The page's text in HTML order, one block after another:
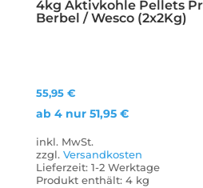
4kg Aktivkohle Pellets
Berbel / Wesco (2x2Kg)
55,95€
ab 4 nur51,95€
inkl. MwSt.
zzgl.Versandkosten
Lieferzeit:1-2 Werktage
Produkt enthält: 4 kg